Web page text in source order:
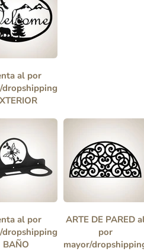
al por
dropshipping
al por
dropshipping
BAÑO
ARTE DE PARED
por
mayor/